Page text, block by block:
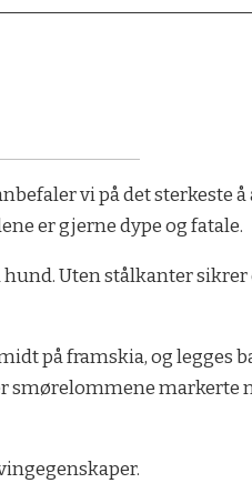
vi på det sterkeste
er gjerne dype og fatale.
Uten stålkanter
på framskia, og legges
markerte